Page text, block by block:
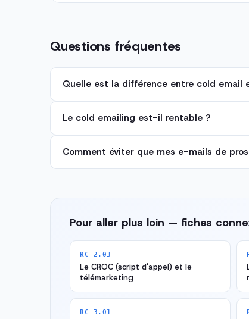
Questions fréquentes
Quelle est la différence entre cold email
Le cold emailing est-il rentable ?
Comment éviter que mes e-mails de
Pour aller plus loin — fiches
RC 2.03
Le CROC (script d'appel) et le
télémarketing
RC 3.01